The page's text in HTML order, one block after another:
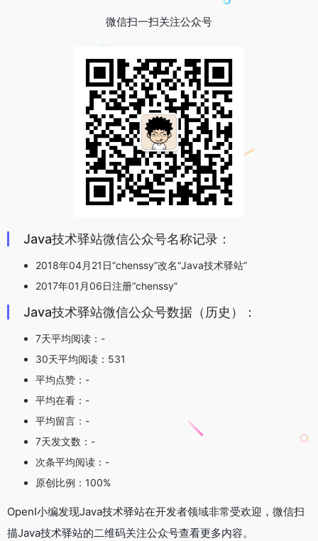
微信扫一扫关注公众号
Java技术驿站微信公众号名称记录：
2018年04月21日“chenssy”改名“Java技术驿站”
2017年01月06日注册“chenssy”
Java技术驿站微信公众号数据（历史）：
7天平均阅读：-
30天平均阅读：531
平均点赞：-
平均在看：-
平均留言：-
7天发文数：-
次条平均阅读：-
原创比例：100%
OpenI小编发现Java技术驿站在开发者领域非常受欢迎，微信扫
描Java技术驿站的二维码关注公众号查看更多内容。